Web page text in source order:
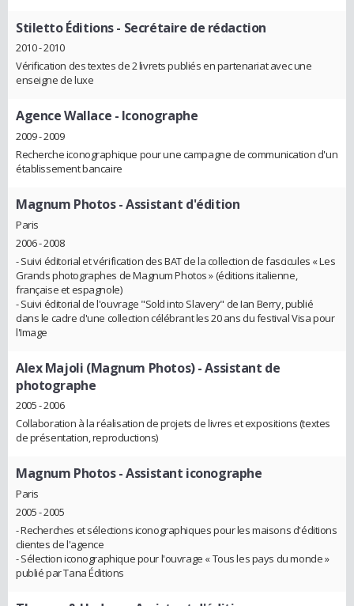
Stiletto Éditions- Secrétaire de rédaction
2010 - 2010
Vérification des textes de 2 livrets publiés en partenariat avec une
enseigne de luxe
Agence Wallace - Iconographe
2009 - 2009
Recherche iconographique pour une campagne de communication d'un
établissement bancaire
Magnum Photos- Assistant d'édition
Paris
2006 - 2008
- Suivi éditorial et vérification des BAT de la collection de fascicules « Les
Grands photographes de Magnum Photos » (éditions italienne,
française et espagnole)
- Suivi éditorial de l'ouvrage "Sold into Slavery" de Ian Berry, publié
dans le cadre d'une collection célébrant les 20 ans du festival Visa pour
l'Image
Alex Majoli (Magnum Photos)- Assistant de
photographe
2005 - 2006
Collaboration à la réalisation de projets de livres et expositions (textes
de présentation, reproductions)
Magnum Photos- Assistant iconographe
Paris
2005 - 2005
- Recherches et sélections iconographiques pour les maisons d'éditions
clientes de l'agence
- Sélection iconographique pour l'ouvrage « Tous les pays du monde »
publié par Tana Éditions